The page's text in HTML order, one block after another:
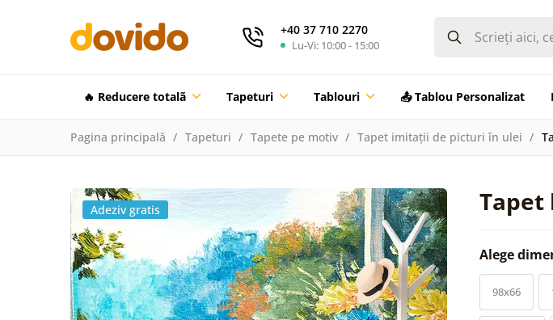
+40 37 710 2270
Lu-Vi: 10:00 - 15:00
🔥 Reducere totalã Tapeturi Tablouri 📤 Tablou Personalizat
Pagina principală Tapeturi Tapete pe motiv Tapet imitații de picturi în ulei
Tapet
Adeziv gratis
Alege
98x66